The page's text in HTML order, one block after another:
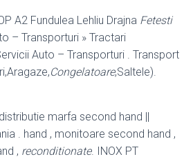
A2 Fundulea Lehliu Drajna Fetesti
– Transporturi » Tractari
Auto – Transporturi . Transport
Congelatoare,Saltele).
marfa second hand ||
. hand , monitoare second hand ,
, reconditionate. INOX PT